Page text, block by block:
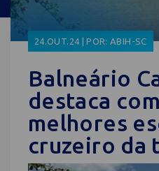
24.OUT.24 | POR: ABIH-SC
Balneário
destaca
melhores
cruzeiro da